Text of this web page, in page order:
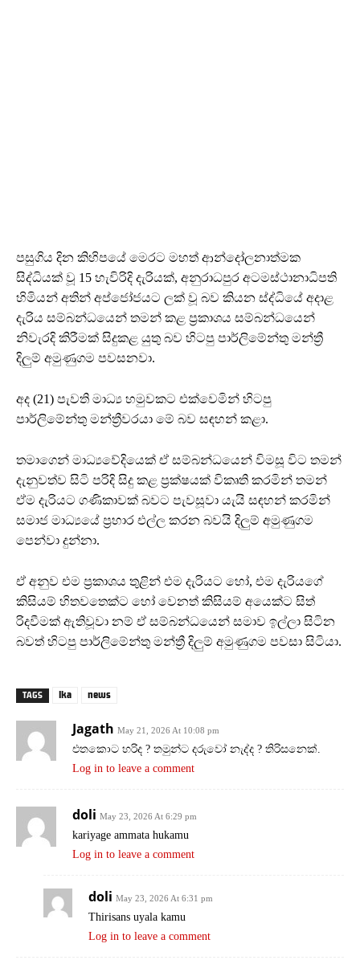
පසුගිය දින කිහිපයේ මෙරට මහත් ආන්දෝලනාත්මක
සිද්ධියක් වූ 15 හැවිරිදි දැරියක්, අනුරාධපුර අටමස්ථානාධිපති
හිමියන් අතින් අප්ජෝජයට ලක් වූ බව කියන ස්ද්ධියේ අදාළ
දැරිය සම්බන්ධයෙන් තමන් කළ ප්‍රකාශය සම්බන්ධයෙන්
නිවැරදි කිරීමක් සිදුකළ යුතු බව හිටපු පාර්ලිමේන්තු මන්ත්‍රී
දිලුම් අමුණුගම පවසනවා.
අද (21) පැවති මාධ්‍ය හමුවකට එක්වෙමින් හිටපු
පාර්ලිමේන්තු මන්ත්‍රීවරයා මේ බව සඳහන් කළා.
තමාගෙන් මාධ්‍යවේදියෙක් ඒ සම්බන්ධයෙන් විමසූ විට තමන්
දැනුවත්ව සිටි පරිදි සිදු කළ ප්‍රක්ෂයක් විකෘති කරමින් තමන්
ඒම දැරියට ගණිකාවක් බවට පැවසූවා යැයි සඳහන් කරමින්
සමාජ මාධ්‍යයේ ප්‍රහාර එල්ල කරන බවයි දිලුම් අමුණුගම
පෙන්වා දුන්නා.
ඒ අනුව එම ප්‍රකාශය තුළින් එම දැරියට හෝ, එම දැරියගේ
කිසියම් හිතවතෙක්ට හෝ වෙනත් කිසියම් අයෙක්ට සිත්
රිදවීමක් ඇතිවූවා නම් ඒ සම්බන්ධයෙන් සමාව ඉල්ලා සිටින
බවත් හිටපු පාර්ලිමේන්තු මන්ත්‍රී දිලුම් අමුණුගම පවසා සිටියා.
TAGS lka news
Jagath May 21, 2026 At 10:08 pm
එතකොට හරිද ? තමුන්ට දරුවෝ නැද්ද ? තිරිසනෙක්.
Log in to leave a comment
doli May 23, 2026 At 6:29 pm
kariyage ammata hukamu
Log in to leave a comment
doli May 23, 2026 At 6:31 pm
Thirisans uyala kamu
Log in to leave a comment